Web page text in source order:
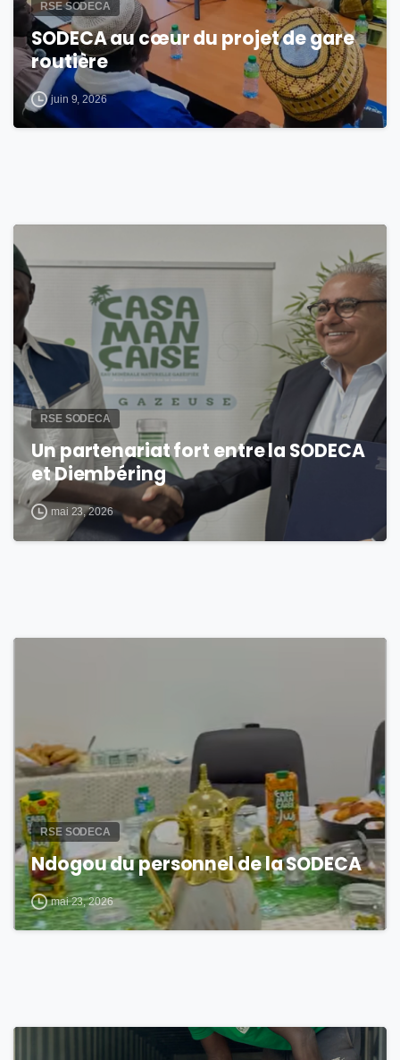
RSE SODECA
SODECA au cœur du projet de gare
routière
juin 9, 2026
0
RSE SODECA
Un partenariat fort entre la SODECA
et Diembéring
mai 23, 2026
RSE SODECA
Ndogou du personnel de la SODECA
mai 23, 2026